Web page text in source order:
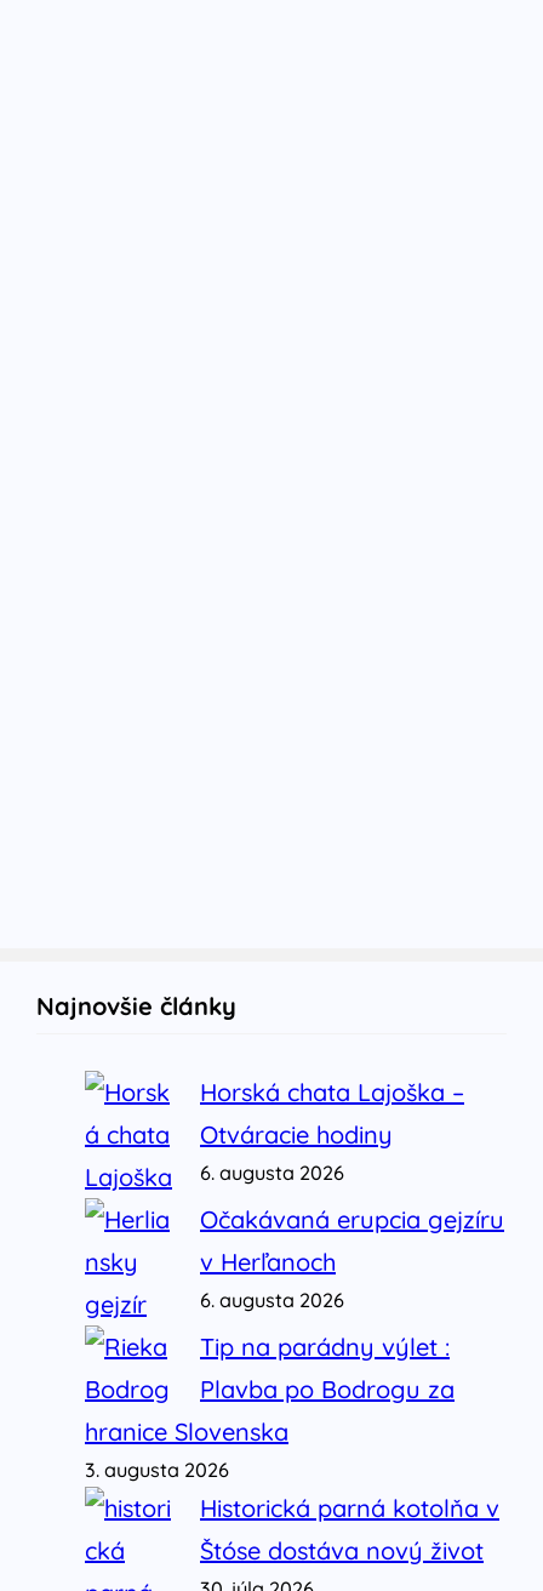
Najnovšie články
Horská chata Lajoška –
Otváracie hodiny
6. augusta 2026
Očakávaná erupcia gejzíru
v Herľanoch
6. augusta 2026
Tip na parádny výlet :
Plavba po Bodrogu za
hranice Slovenska
3. augusta 2026
Historická parná kotolňa v
Štóse dostáva nový život